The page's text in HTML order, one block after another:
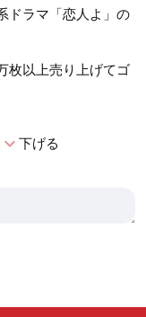
ドラマ「恋人よ」の
枚以上売り上げてゴ
expand_more下げる